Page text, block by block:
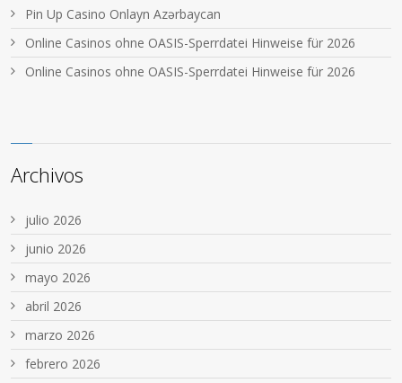
Pin Up Casino Onlayn Azərbaycan
Online Casinos ohne OASIS-Sperrdatei Hinweise für 2026
Online Casinos ohne OASIS-Sperrdatei Hinweise für 2026
Archivos
julio 2026
junio 2026
mayo 2026
abril 2026
marzo 2026
febrero 2026